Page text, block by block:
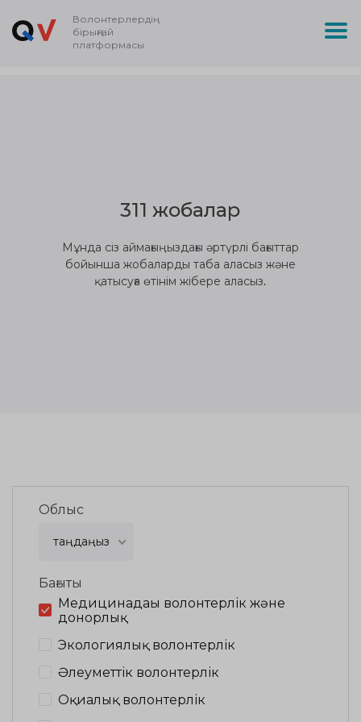
Волонтерлердің
бірыңғай
платформасы
311 жобалар
Мұнда сіз аймағыңыздағы әртүрлі бағыттар
бойынша жобаларды таба аласыз және
қатысуға өтінім жібере аласыз.
Облыс
таңдаңыз
Бағыты
Медицинадағы волонтерлік және
донорлық
Экологиялық волонтерлік
Әлеуметтік волонтерлік
Оқиғалық волонтерлік